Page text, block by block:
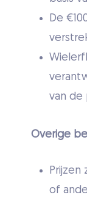
De
van de
Overige
Prijzen
of